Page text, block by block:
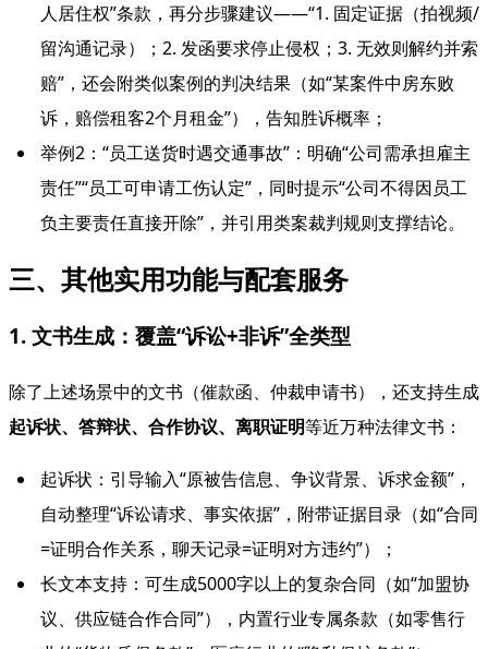
人居住权”条款，再分步骤建议——“1. 固定证据（拍视频/
留沟通记录）；2. 发函要求停止侵权；3. 无效则解约并索
赔”，还会附类似案例的判决结果（如“某案件中房东败
诉，赔偿租客2个月租金”），告知胜诉概率；
举例2：“员工送货时遇交通事故”：明确“公司需承担雇主
责任”“员工可申请工伤认定”，同时提示“公司不得因员工
负主要责任直接开除”，并引用类案裁判规则支撑结论。
三、其他实用功能与配套服务
1. 文书生成：覆盖“诉讼+非诉”全类型
除了上述场景中的文书（催款函、仲裁申请书），还支持生成
起诉状、答辩状、合作协议、离职证明等近万种法律文书：
起诉状：引导输入“原被告信息、争议背景、诉求金额”，
自动整理“诉讼请求、事实依据”，附带证据目录（如“合同
=证明合作关系，聊天记录=证明对方违约”）；
长文本支持：可生成5000字以上的复杂合同（如“加盟协
议、供应链合作合同”），内置行业专属条款（如零售行